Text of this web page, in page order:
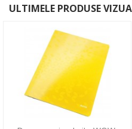
ULTIMELE PRODUSE